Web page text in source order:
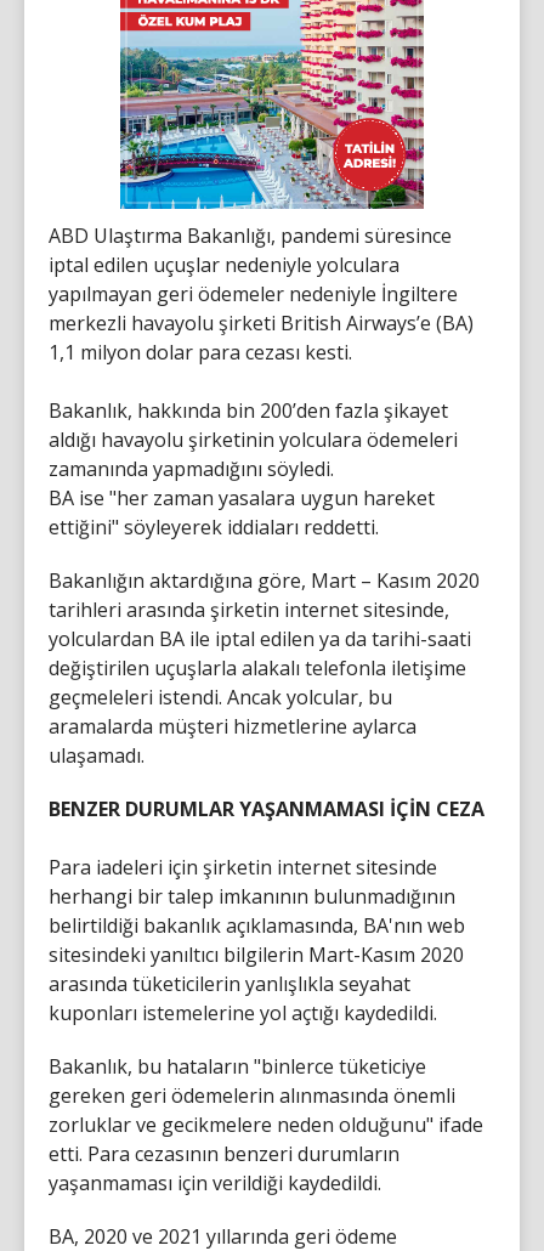
ABD Ulaştırma Bakanlığı, pandemi süresince
iptal edilen uçuşlar nedeniyle yolculara
yapılmayan geri ödemeler nedeniyle İngiltere
merkezli havayolu şirketi British Airways’e (BA)
1,1 milyon dolar para cezası kesti.
Bakanlık, hakkında bin 200’den fazla şikayet
aldığı havayolu şirketinin yolculara ödemeleri
zamanında yapmadığını söyledi.
BA ise "her zaman yasalara uygun hareket
ettiğini" söyleyerek iddiaları reddetti.
Bakanlığın aktardığına göre, Mart – Kasım 2020
tarihleri arasında şirketin internet sitesinde,
yolculardan BA ile iptal edilen ya da tarihi-saati
değiştirilen uçuşlarla alakalı telefonla iletişime
geçmeleleri istendi. Ancak yolcular, bu
aramalarda müşteri hizmetlerine aylarca
ulaşamadı.
BENZER DURUMLAR YAŞANMAMASI İÇİN CEZA
Para iadeleri için şirketin internet sitesinde
herhangi bir talep imkanının bulunmadığının
belirtildiği bakanlık açıklamasında, BA'nın web
sitesindeki yanıltıcı bilgilerin Mart-Kasım 2020
arasında tüketicilerin yanlışlıkla seyahat
kuponları istemelerine yol açtığı kaydedildi.
Bakanlık, bu hataların "binlerce tüketiciye
gereken geri ödemelerin alınmasında önemli
zorluklar ve gecikmelere neden olduğunu" ifade
etti. Para cezasının benzeri durumların
yaşanmaması için verildiği kaydedildi.
BA, 2020 ve 2021 yıllarında geri ödeme